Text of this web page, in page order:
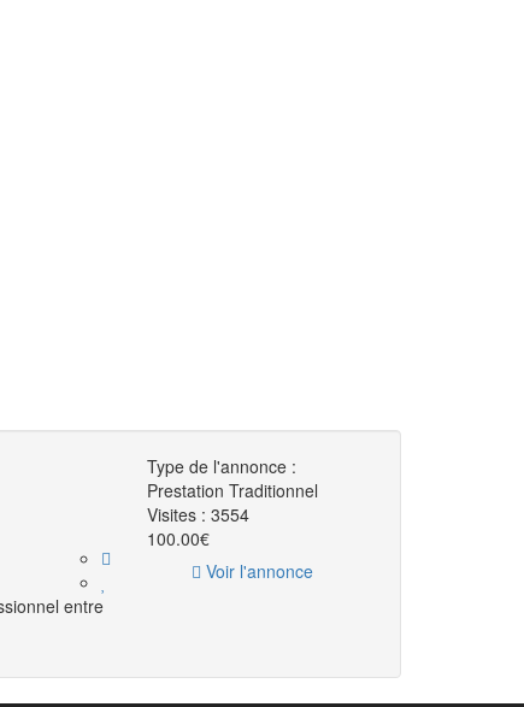
entre
Type de l'annonce :
Prestation Traditionnel
Visites : 3554
100.00€
Voir l'annonce